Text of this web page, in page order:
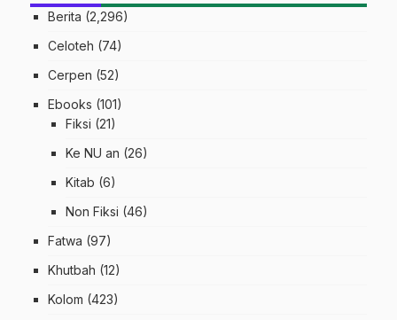
Berita (2,296)
Celoteh (74)
Cerpen (52)
Ebooks (101)
Fiksi (21)
Ke NU an (26)
Kitab (6)
Non Fiksi (46)
Fatwa (97)
Khutbah (12)
Kolom (423)